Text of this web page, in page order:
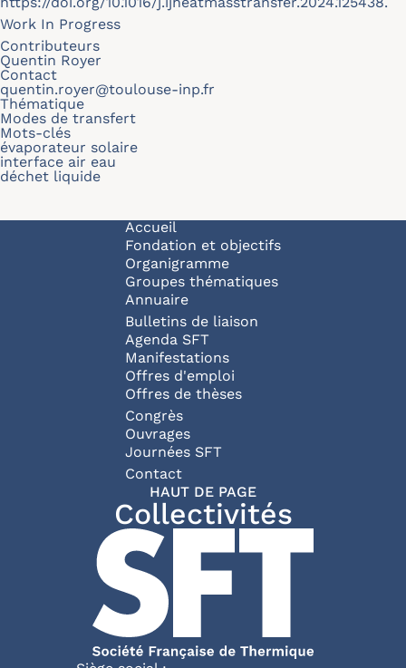
Work In Progress
Contributeurs
Quentin Royer
Contact
quentin.royer@toulouse-inp.fr
Thématique
Modes de transfert
Mots-clés
évaporateur solaire
interface air eau
déchet liquide
Navigation principale
Accueil
Fondation et objectifs
Organigramme
Groupes thématiques
Annuaire
Bulletins de liaison
Agenda SFT
Manifestations
Offres d'emploi
Offres de thèses
Congrès
Ouvrages
Journées SFT
Pied de page
Contact
HAUT DE PAGE
Collectivités